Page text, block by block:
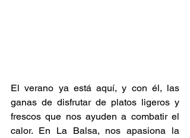
El verano ya está aquí, y con él, las
ganas de disfrutar de platos ligeros y
frescos que nos ayuden a combatir el
calor. En La Balsa, nos apasiona la